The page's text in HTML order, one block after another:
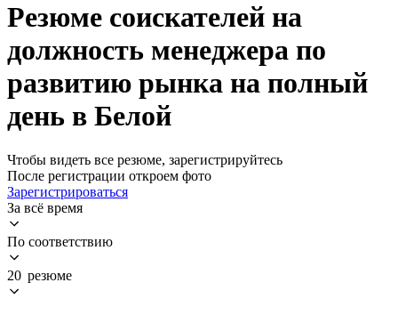
Резюме соискателей на
должность менеджера по
развитию рынка на полный
день в Белой
Чтобы видеть все резюме, зарегистрируйтесь
После регистрации откроем фото
Зарегистрироваться
За всё время
По соответствию
20 резюме